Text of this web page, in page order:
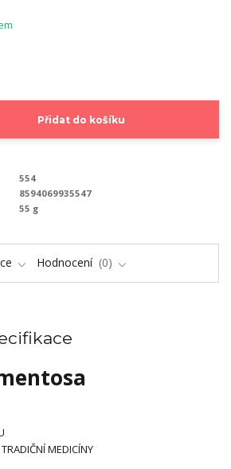
Přidat do košíku
554
8594069935547
55 g
Hodnocení 0
MEDICÍNY